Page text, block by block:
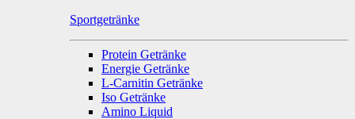
Sportgetränke
Protein Getränke
Energie Getränke
L-Carnitin Getränke
Iso Getränke
Amino Liquid